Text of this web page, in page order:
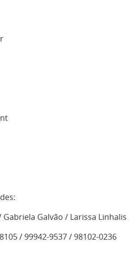
Galvão / Larissa Linhalis
/ 99942-9537 / 98102-0236